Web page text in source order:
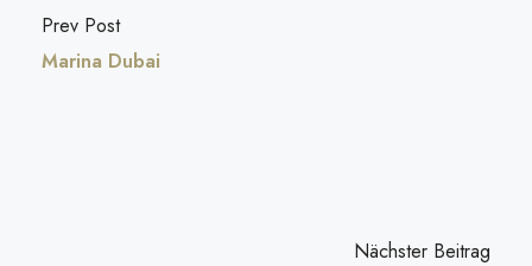
Prev Post
Marina Dubai
Nächster Beitrag